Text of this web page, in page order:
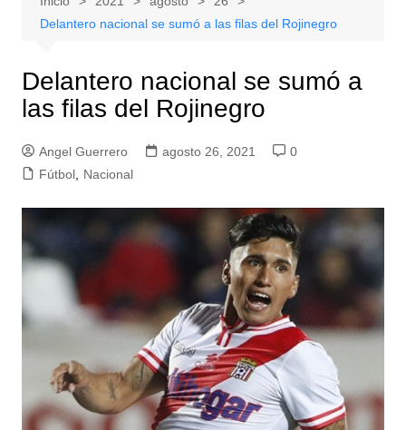
Delantero nacional se sumó a las filas del Rojinegro
Delantero nacional se sumó a
las filas del Rojinegro
Angel Guerrero agosto 26, 2021
0
Fútbol, Nacional